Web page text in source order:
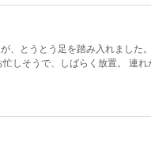
、とうとう足を踏み入れました
しそうで、しばらく放置。 連れ